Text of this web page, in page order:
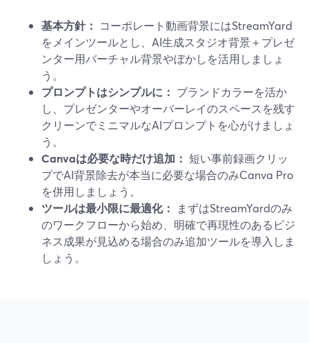
基本方針： コーポレート動画背景にはStreamYard
をメインツールとし、AI生成スタジオ背景＋プレゼ
ンター用バーチャル背景やぼかしを活用しましょ
う。
プロンプトはシンプルに： ブランドカラーを活か
し、プレゼンターやオーバーレイのスペースを残す
クリーンでミニマルなAIプロンプトを心がけましょ
う。
Canvaは必要な時だけ追加： 短い事前録画クリッ
プでAI背景除去が本当に必要な場合のみCanva Pro
を併用しましょう。
ツールは最小限に最適化：
まずはStreamYardのみ
のワークフローから始め、明確で再現性のあるビジ
ネス成果が見込める場合のみ追加ツールを導入しま
しょう。